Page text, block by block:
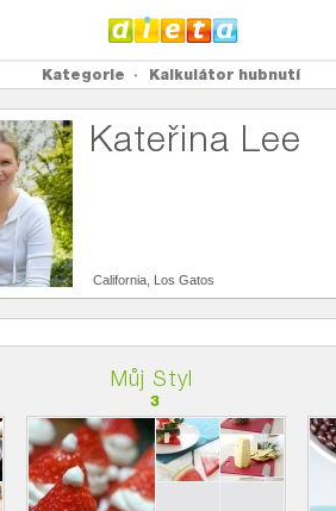
Kategorie Kalkulátor hubnutí
Kateřina Lee
California, Los Gatos
Můj Styl
3